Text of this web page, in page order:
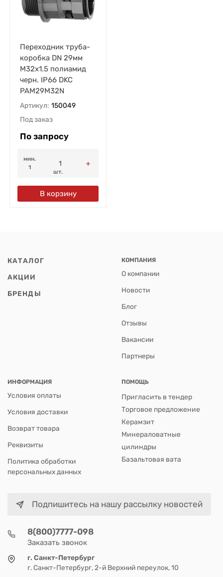
Переходник труба-
коробка DN 29мм
М32х1.5 полиамид
черн. IP66 DKC
PAM29M32N
Артикул: 150049
Под заказ
По запросу
мин.
1
шт.
В корзину
КАТАЛОГ
АКЦИИ
БРЕНДЫ
КОМПАНИЯ
О компании
Новости
Блог
Отзывы
Вакансии
Партнеры
ИНФОРМАЦИЯ
Условия оплаты
Условия доставки
Возврат товара
Реквизиты
Политика обработки
персональных данных
ПОМОЩЬ
Пригласить в тендер
Торговое предложение
Керамзит
Минераловатные
цилиндры
Базальтовая вата
Подпишитесь на нашу рассылку новостей
8(800)7777-098
Заказать звонок
г. Санкт-Петербург
г. Санкт-Петербург, 2-й Верхний переулок, 10